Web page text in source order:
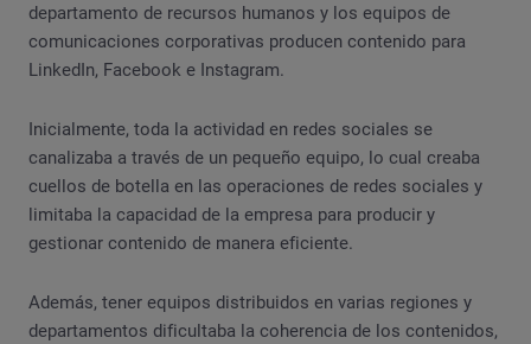
departamento de recursos humanos y los equipos de
comunicaciones corporativas producen contenido para
LinkedIn, Facebook e Instagram.
Inicialmente, toda la actividad en redes sociales se
canalizaba a través de un pequeño equipo, lo cual creaba
cuellos de botella en las operaciones de redes sociales y
limitaba la capacidad de la empresa para producir y
gestionar contenido de manera eficiente.
Además, tener equipos distribuidos en varias regiones y
departamentos dificultaba la coherencia de los contenidos,